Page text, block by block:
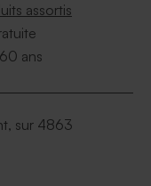
assortis
ans
sur 4863